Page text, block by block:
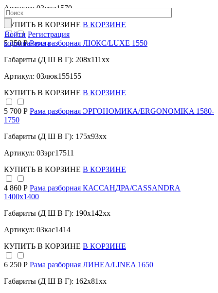
Войти Регистрация
корзина пуста
Артикул: 03мед1570
КУПИТЬ В КОРЗИНЕ В КОРЗИНЕ
5 350 РРама разборная ЛЮКС/LUXE 1550
Габариты (Д Ш В Г): 208x111xx
Артикул: 03люк155155
КУПИТЬ В КОРЗИНЕ В КОРЗИНЕ
5 700 Р Рама разборная ЭРГОНОМИКА/ERGONOMIKA 1580-
1750
Габариты (Д Ш В Г): 175x93xx
Артикул: 03эрг17511
КУПИТЬ В КОРЗИНЕ В КОРЗИНЕ
4 860 Р Рама разборная КАССАНДРА/CASSANDRA
1400х1400
Габариты (Д Ш В Г): 190x142xx
Артикул: 03кас1414
КУПИТЬ В КОРЗИНЕ В КОРЗИНЕ
6 250 Р Рама разборная ЛИНЕА/LINEA 1650
Габариты (Д Ш В Г): 162x81xx